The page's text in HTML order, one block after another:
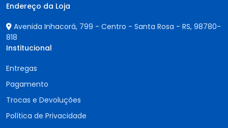
Endereço da Loja
Avenida Inhacorá, 799 - Centro - Santa Rosa - RS, 98780-
818
Institucional
Entregas
Pagamento
Trocas e Devoluções
Política de Privacidade